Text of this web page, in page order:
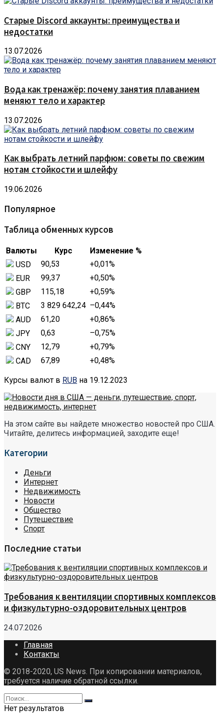
Старые Discord аккаунты: преимущества и
недостатки
13.07.2026
Вода как тренажёр: почему занятия плаванием
меняют тело и характер
13.07.2026
Как выбрать летний парфюм: советы по свежим
нотам стойкости и шлейфу
19.06.2026
Популярное
Таблица обменных курсов
Валюты Курс
Изменение %
USD
90,53 +0,01%
EUR
99,37 +0,50%
GBP
115,18 +0,59%
BTC
3 829 642,24 –0,44%
AUD
61,20 +0,86%
JPY
0,63 –0,75%
CNY
12,79 +0,79%
CAD
67,89 +0,48%
Курсы валют в RUB на 19.12.2023
На этом сайте вы найдете множество новостей про США.
Читайте, делитесь информацией, заходите еще!
Категории
Деньги
Интернет
Недвижимость
Новости
Общество
Путешествие
Спорт
Последние статьи
Требования к вентиляции спортивных комплексов
и физкультурно-оздоровительных центров
24.07.2026
Главная
Контакты
© 2018-2020, US News. При копировании материалов,
требуется наличие обратной ссылки.
Нет результатов